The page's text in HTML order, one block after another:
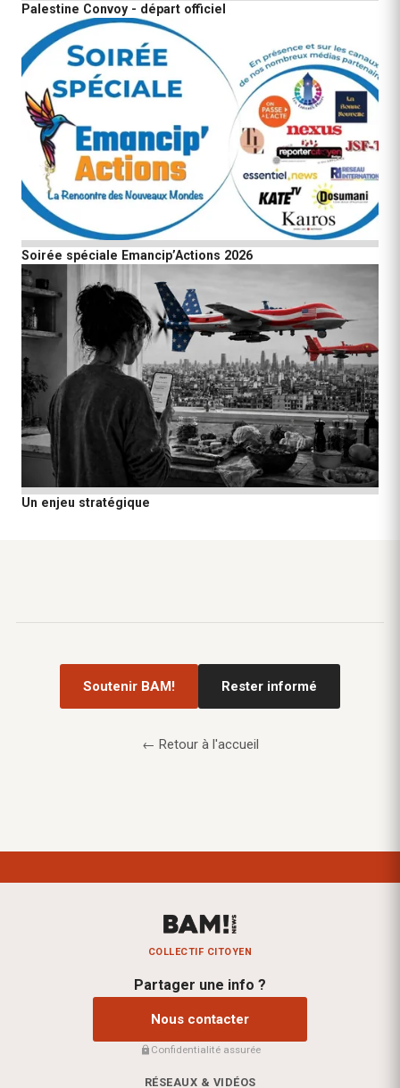
Palestine Convoy - départ officiel
Soirée spéciale Emancip’Actions 2026
Un enjeu stratégique
Soutenir BAM! Rester informé
← Retour à l'accueil
COLLECTIF CITOYEN
Partager une info ?
Nous contacter
Confidentialité assurée
RÉSEAUX & VIDÉOS